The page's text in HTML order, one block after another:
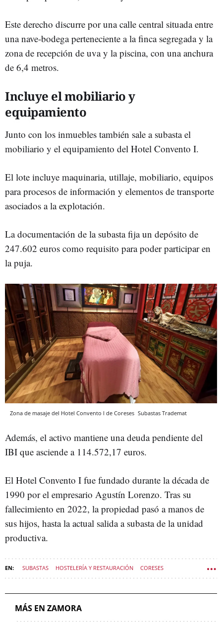
Este derecho discurre por una calle central situada entre
una nave-bodega perteneciente a la finca segregada y la
zona de recepción de uva y la piscina, con una anchura
de 6,4 metros.
Incluye el mobiliario y
equipamiento
Junto con los inmuebles también sale a subasta el
mobiliario y el equipamiento del Hotel Convento I.
El lote incluye maquinaria, utillaje, mobiliario, equipos
para procesos de información y elementos de transporte
asociados a la explotación.
La documentación de la subasta fija un depósito de
247.602 euros como requisito para poder participar en
la puja.
Zona de masaje del Hotel Convento I de Coreses Subastas Trademat
Además, el activo mantiene una deuda pendiente del
IBI que asciende a 114.572,17 euros.
El Hotel Convento I fue fundado durante la década de
1990 por el empresario Agustín Lorenzo. Tras su
fallecimiento en 2022, la propiedad pasó a manos de
sus hijos, hasta la actual salida a subasta de la unidad
productiva.
SUBASTAS HOSTELERÍA Y RESTAURACIÓN CORESES
MÁS EN ZAMORA